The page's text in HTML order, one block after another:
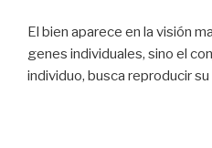
El bien aparece en la visión
genes individuales, sino el
individuo, busca reproducir su